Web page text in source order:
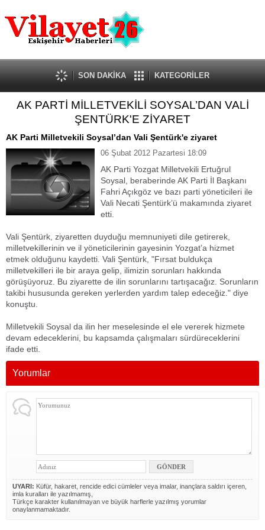
Güncel
Ekonomi
Politika
Eğitim
Spor
Kültür-Sanat
Röportaj
Tanıtım Yazısı
SON DAKİKA KATEGORİLER
AK PARTİ MİLLETVEKİLİ SOYSAL’DAN VALİ
ŞENTÜRK'E ZİYARET
AK Parti Milletvekili Soysal’dan Vali Şentürk'e ziyaret
06 Şubat 2012 Pazartesi 18:09
AK Parti Yozgat Milletvekili Ertuğrul
Soysal, beraberinde AK Parti İl Başkanı
Fahri Açıkgöz ve bazı parti yöneticileri ile
Vali Necati Şentürk’ü makamında ziyaret
etti.
Vali Şentürk, ziyaretten duyduğu memnuniyeti dile getirerek,
milletvekillerinin ve il yöneticilerinin gayesinin Yozgat’a hizmet
etmek olduğunu kaydetti. Vali Şentürk, "Fırsat buldukça
milletvekilleri ile bir araya gelip, ilimizin sorunları hakkında
görüşüyoruz. Bu ziyarette de ilin sorunlarını tartışacağız. Sorunların
takibi hususunda gereken yerlerden yardım talep edeceğiz." diye
konuştu.
Milletvekili Soysal da ilin her meselesinde el ele vererek hizmete
devam edeceklerini, bu kapsamda çalışmaları sürdüreceklerini
ifade etti.
Yorumlar
UYARI: Küfür, hakaret, rencide edici cümleler veya imalar, inançlara saldırı içeren,
imla kuralları ile yazılmamış,
Türkçe karakter kullanılmayan ve büyük harflerle yazılmış yorumlar
onaylanmamaktadır.